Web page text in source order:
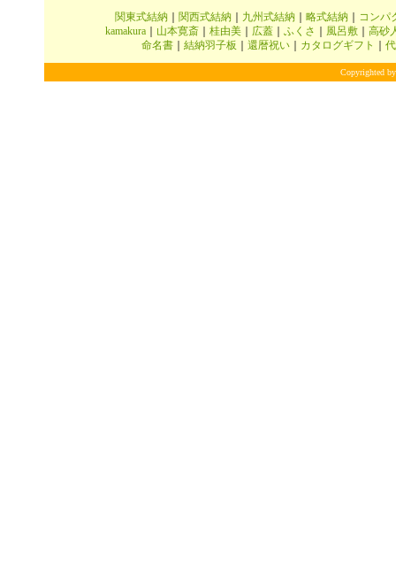
関東式結納 関西式結納 九州式結納 略式結納
コンパ
kamakura
山本寛斎 桂由美 広蓋 ふくさ 風呂敷
高砂
命名書
結納羽子板 還暦祝い カタログギフト
Copyrighted